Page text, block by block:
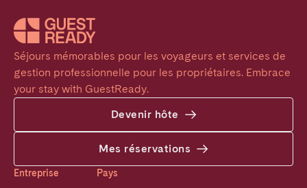
Séjours mémorables pour les voyageurs et services de
gestion professionnelle pour les propriétaires. Embrace
your stay with GuestReady.
Devenir hôte
Mes réservations
Entreprise Pays